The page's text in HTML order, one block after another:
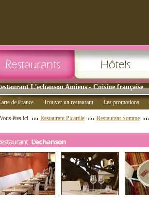
L'echanson Amiens - Cuisine française
de France Trouver un restaurant Les promotions
Vous êtes ici Restaurant Picardie Restaurant Somme
L'echanson